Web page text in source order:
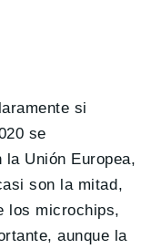
si
se
la Unión Europea,
son la mitad,
los microchips,
aunque la